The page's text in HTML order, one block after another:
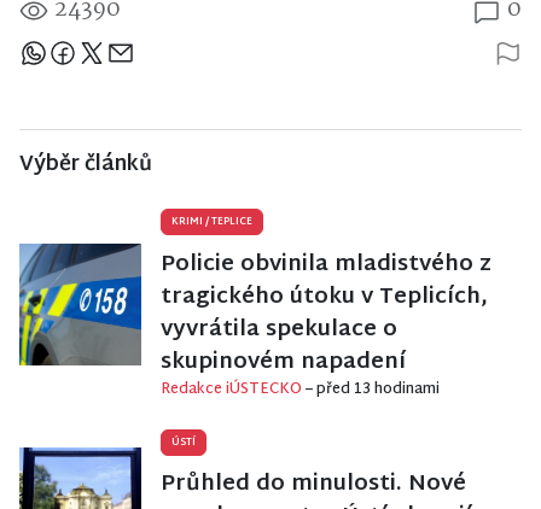
24390 0
Sdílejte článek
Výběr článků
KRIMI /TEPLICE
Policie obvinila mladistvého z
tragického útoku v Teplicích,
vyvrátila spekulace o
skupinovém napadení
Redakce iÚSTECKO– před 13 hodinami
ÚSTÍ
Průhled do minulosti. Nové